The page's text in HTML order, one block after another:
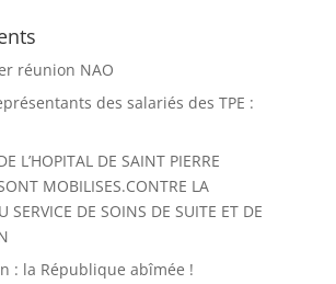
réunion NAO
des salariés des TPE :
L’HOPITAL DE SAINT PIERRE
MOBILISES.CONTRE LA
SERVICE DE SOINS DE SUITE ET DE
: la République abîmée !